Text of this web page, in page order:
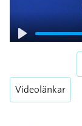
Play
Videolänkar